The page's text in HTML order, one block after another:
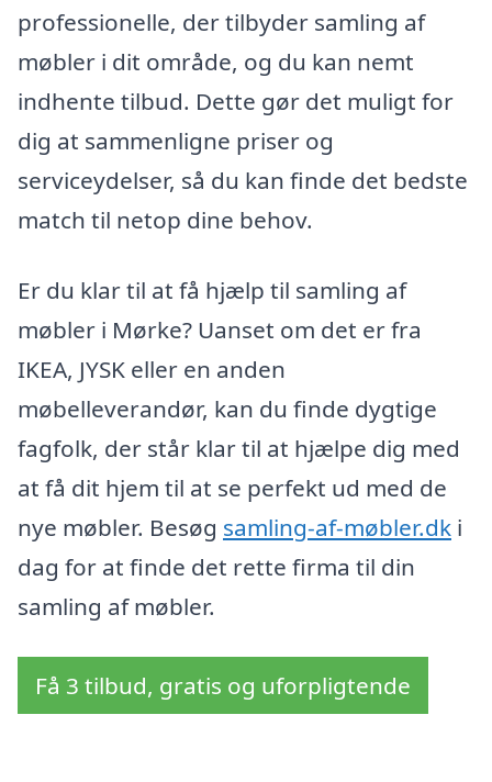
professionelle, der tilbyder samling af
møbler i dit område, og du kan nemt
indhente tilbud. Dette gør det muligt for
dig at sammenligne priser og
serviceydelser, så du kan finde det bedste
match til netop dine behov.
Er du klar til at få hjælp til samling af
møbler i Mørke? Uanset om det er fra
IKEA, JYSK eller en anden
møbelleverandør, kan du finde dygtige
fagfolk, der står klar til at hjælpe dig med
at få dit hjem til at se perfekt ud med de
nye møbler. Besøg samling-af-møbler.dk i
dag for at finde det rette firma til din
samling af møbler.
Få 3 tilbud, gratis og uforpligtende